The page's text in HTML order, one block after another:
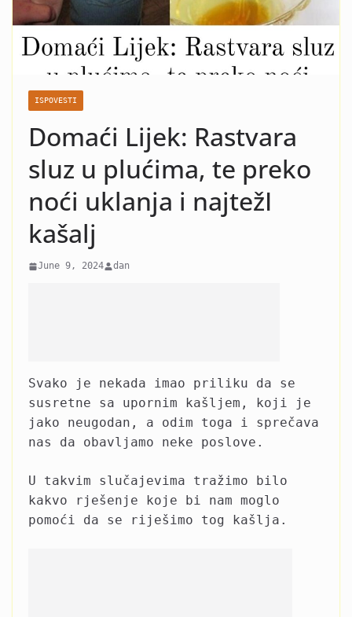
nasilje i krah: Evo koja žena
je razlog kraha braka Čede
Jovanovića! Kad vidite o kome
se radi neće vam bit dobro!
ISPOVESTI
Domaći Lijek: Rastvara
sluz u plućima, te preko
noći uklanja i najtežI
kašalj
June 9, 2024 dan
Svako je nekada imao priliku da se
susretne sa upornim kašljem, koji je
jako neugodan, a odim toga i sprečava
nas da obavljamo neke poslove.
U takvim slučajevima tražimo bilo
kakvo rješenje koje bi nam moglo
pomoći da se riješimo tog kašlja.